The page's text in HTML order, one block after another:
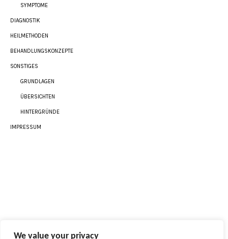
We value your privacy
SYMPTOME
DIAGNOSTIK
HEILMETHODEN
BEHANDLUNGSKONZEPTE
SONSTIGES
GRUNDLAGEN
ÜBERSICHTEN
HINTERGRÜNDE
IMPRESSUM